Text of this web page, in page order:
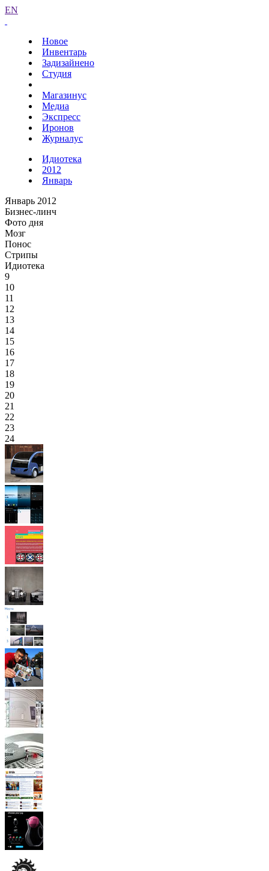
EN
Новое
Инвентарь
Задизайнено
Студия
Магазинус
Медиа
Экспресс
Иронов
Журналус
Идиотека
2012
Январь
Январь 2012
Бизнес-линч
Фото дня
Мозг
Понос
Стрипы
Идиотека
9
10
11
12
13
14
15
16
17
18
19
20
21
22
23
24